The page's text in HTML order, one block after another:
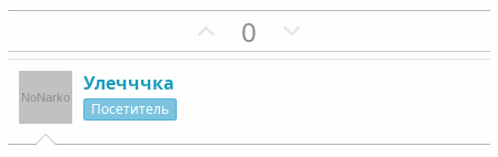
П
о
т
0
е
т
Улечччка
Посетитель